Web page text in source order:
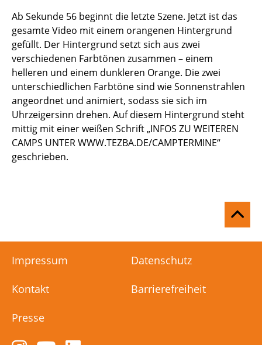
Ab Sekunde 56 beginnt die letzte Szene. Jetzt ist das
gesamte Video mit einem orangenen Hintergrund
gefüllt. Der Hintergrund setzt sich aus zwei
verschiedenen Farbtönen zusammen – einem
helleren und einem dunkleren Orange. Die zwei
unterschiedlichen Farbtöne sind wie Sonnenstrahlen
angeordnet und animiert, sodass sie sich im
Uhrzeigersinn drehen. Auf diesem Hintergrund steht
mittig mit einer weißen Schrift „INFOS ZU WEITEREN
CAMPS UNTER WWW.TEZBA.DE/CAMPTERMINE“
geschrieben.
Impressum Datenschutz
Kontakt Barrierefreiheit
Presse